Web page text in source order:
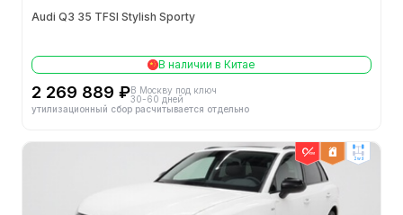
Audi Q3 35 TFSI Stylish Sporty
В наличии в Китае
2 269 889 ₽В Москву под ключ
30-60 дней
утилизационный сбор расчитывается отдельно
2wd